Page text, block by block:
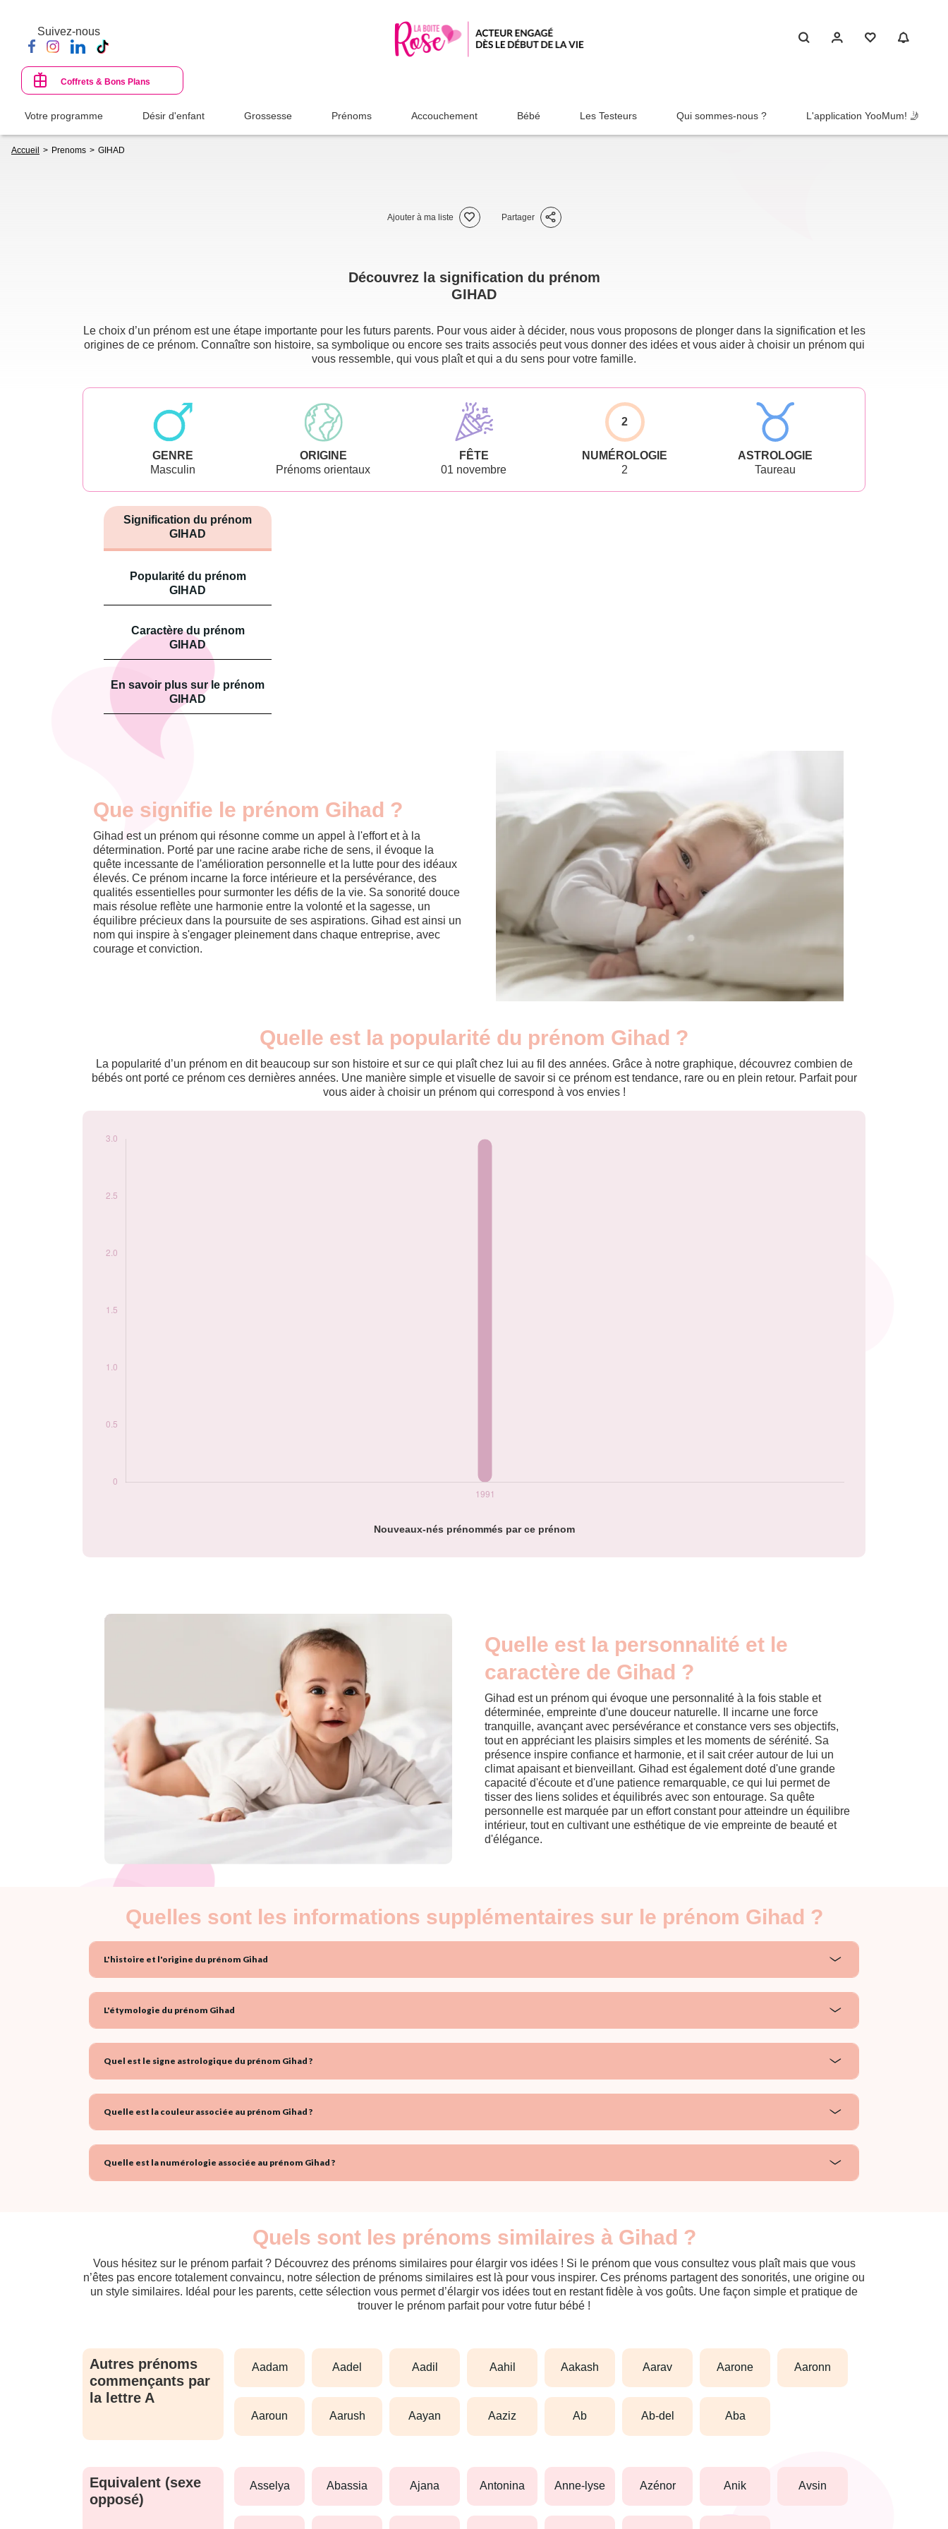
contenu
principal
Suivez-nous
Coffrets & Bons Plans
Votre programme Désir d'enfant Grossesse Prénoms Accouchement Bébé Les Testeurs Qui sommes-nous ? L'application YooMum! 🤳
d'Ariane
Accueil Prenoms GIHAD
Ajouter à ma liste Partager
Découvrez la signification du prénom
GIHAD
Le choix d’un prénom est une étape importante pour les futurs parents. Pour vous aider à décider, nous vous proposons de plonger dans la signification et les
origines de ce prénom. Connaître son histoire, sa symbolique ou encore ses traits associés peut vous donner des idées et vous aider à choisir un prénom qui
vous ressemble, qui vous plaît et qui a du sens pour votre famille.
GENRE
Masculin
ORIGINE
Prénoms orientaux
FÊTE
01 novembre
2
NUMÉROLOGIE
2
ASTROLOGIE
Taureau
Signification du prénom
GIHAD
Popularité du prénom
GIHAD
Caractère du prénom
GIHAD
En savoir plus sur le prénom
GIHAD
Que signifie le prénom Gihad ?
Gihad est un prénom qui résonne comme un appel à l'effort et à la
détermination. Porté par une racine arabe riche de sens, il évoque la
quête incessante de l'amélioration personnelle et la lutte pour des idéaux
élevés. Ce prénom incarne la force intérieure et la persévérance, des
qualités essentielles pour surmonter les défis de la vie. Sa sonorité douce
mais résolue reflète une harmonie entre la volonté et la sagesse, un
équilibre précieux dans la poursuite de ses aspirations. Gihad est ainsi un
nom qui inspire à s'engager pleinement dans chaque entreprise, avec
courage et conviction.
Quelle est la popularité du prénom Gihad ?
La popularité d’un prénom en dit beaucoup sur son histoire et sur ce qui plaît chez lui au fil des années. Grâce à notre graphique, découvrez combien de
bébés ont porté ce prénom ces dernières années. Une manière simple et visuelle de savoir si ce prénom est tendance, rare ou en plein retour. Parfait pour
vous aider à choisir un prénom qui correspond à vos envies !
Nouveaux-nés prénommés par ce prénom
Popularité du
1991
3
Quelle est la personnalité et le
caractère de Gihad ?
Gihad est un prénom qui évoque une personnalité à la fois stable et
déterminée, empreinte d'une douceur naturelle. Il incarne une force
tranquille, avançant avec persévérance et constance vers ses objectifs,
tout en appréciant les plaisirs simples et les moments de sérénité. Sa
présence inspire confiance et harmonie, et il sait créer autour de lui un
climat apaisant et bienveillant. Gihad est également doté d'une grande
capacité d'écoute et d'une patience remarquable, ce qui lui permet de
tisser des liens solides et équilibrés avec son entourage. Sa quête
personnelle est marquée par un effort constant pour atteindre un équilibre
intérieur, tout en cultivant une esthétique de vie empreinte de beauté et
d'élégance.
Quelles sont les informations supplémentaires sur le prénom Gihad ?
L'histoire et l'origine du prénom Gihad
L'étymologie du prénom Gihad
Quel est le signe astrologique du prénom Gihad ?
Quelle est la couleur associée au prénom Gihad ?
Quelle est la numérologie associée au prénom Gihad ?
Quels sont les prénoms similaires à Gihad ?
Vous hésitez sur le prénom parfait ? Découvrez des prénoms similaires pour élargir vos idées ! Si le prénom que vous consultez vous plaît mais que vous
n’êtes pas encore totalement convaincu, notre sélection de prénoms similaires est là pour vous inspirer. Ces prénoms partagent des sonorités, une origine ou
un style similaires. Idéal pour les parents, cette sélection vous permet d’élargir vos idées tout en restant fidèle à vos goûts. Une façon simple et pratique de
trouver le prénom parfait pour votre futur bébé !
Autres prénoms
commençants par
la lettre A
aadam aadel aadil aahil aakash aarav aarone aaronn
aaroun aarush aayan aaziz ab ab-del aba
Equivalent (sexe
opposé)
asselya abassia ajana antonina anne-lyse azénor anik avsin